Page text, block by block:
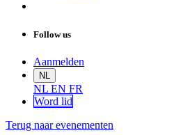
Follow us
Aanmelden
NL
NL EN FR
Word lid
Terug naar evenementen